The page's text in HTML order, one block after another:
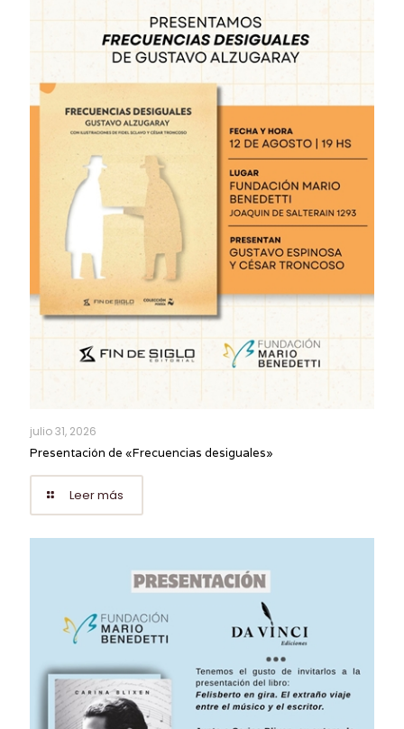
julio 31, 2026
Presentación de «Frecuencias desiguales»
Leer más